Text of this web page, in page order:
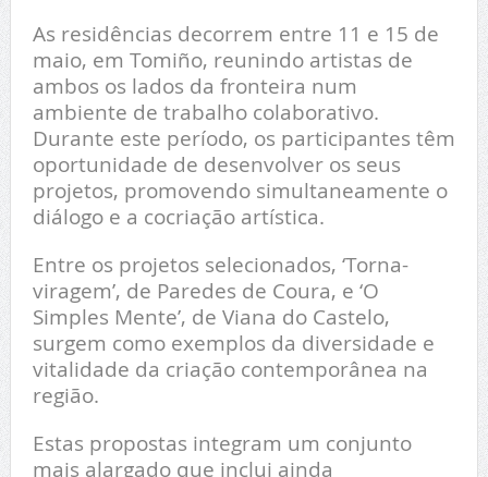
As residências decorrem entre 11 e 15 de
maio, em Tomiño, reunindo artistas de
ambos os lados da fronteira num
ambiente de trabalho colaborativo.
Durante este período, os participantes têm
oportunidade de desenvolver os seus
projetos, promovendo simultaneamente o
diálogo e a cocriação artística.
Entre os projetos selecionados, ‘Torna-
viragem’, de Paredes de Coura, e ‘O
Simples Mente’, de Viana do Castelo,
surgem como exemplos da diversidade e
vitalidade da criação contemporânea na
região.
Estas propostas integram um conjunto
mais alargado que inclui ainda